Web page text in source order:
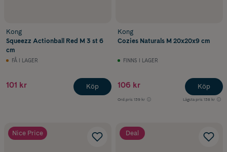
Kong
Squeezz Actionball Red M 3 st 6
cm
FÅ I LAGER
101 kr Köp
Kong
Cozies Naturals M 20x20x9 cm
FINNS I LAGER
106 kr
Ord.pris 139 kr Lägsta pris 138 kr
Köp
Nice Price Deal